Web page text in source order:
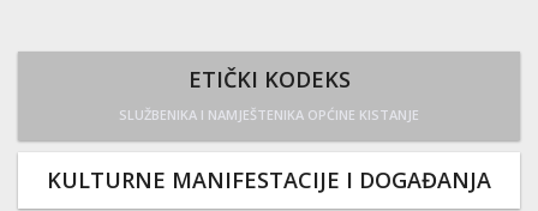
ETIČKI KODEKS
SLUŽBENIKA I NAMJEŠTENIKA OPĆINE KISTANJE
KULTURNE MANIFESTACIJE I DOGAĐANJA